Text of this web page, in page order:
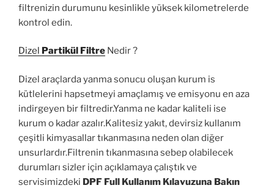
filtrenizin durumunu kesinlikle yüksek kilometrelerde
kontrol edin.
Dizel Partikül Filtre Nedir ?
Dizel araçlarda yanma sonucu oluşan kurum is
kütlelerini hapsetmeyi amaçlamış ve emisyonu en aza
indirgeyen bir filtredir.Yanma ne kadar kaliteli ise
kurum o kadar azalır.Kalitesiz yakıt, devirsiz kullanım
çeşitli kimyasallar tıkanmasına neden olan diğer
unsurlardır.Filtrenin tıkanmasına sebep olabilecek
durumları sizler için açıklamaya çalıştık ve
servisimizdeki DPF Full Kullanım Kılavuzuna Bakın